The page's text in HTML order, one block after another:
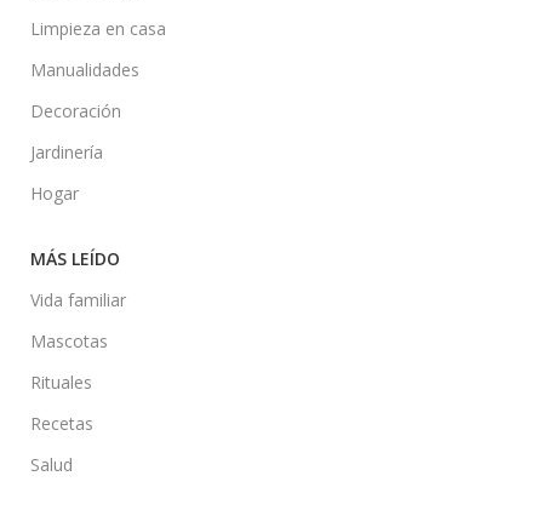
Limpieza en casa
Manualidades
Decoración
Jardinería
Hogar
MÁS LEÍDO
Vida familiar
Mascotas
Rituales
Recetas
Salud